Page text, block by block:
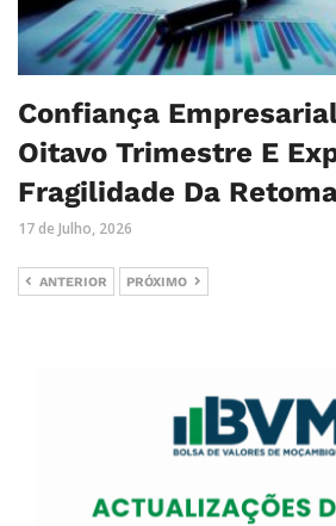
Confiança
Oitavo Trimestre E
Fragilidade Da
17 de Julho, 2026
ANTERIOR PRÓXIMO